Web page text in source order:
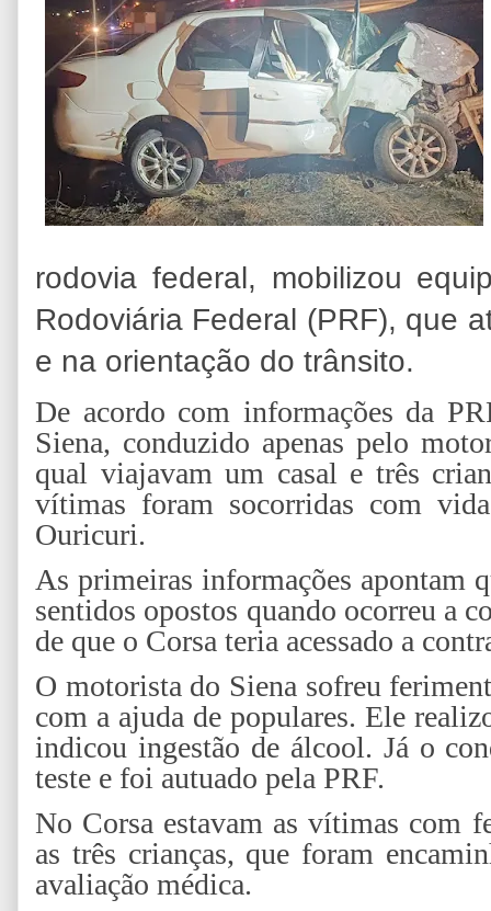
rodovia federal, mobilizou
Rodoviária Federal (PRF), que
e na orientação do trânsito.
De acordo com informações da
Siena, conduzido apenas pelo
qual viajavam um casal e três
vítimas foram socorridas com
Ouricuri.
As primeiras informações apontam
sentidos opostos quando ocorreu a
de que o Corsa teria acessado a
O motorista do Siena sofreu
com a ajuda de populares. Ele
indicou ingestão de álcool. Já o
teste e foi autuado pela PRF.
No Corsa estavam as vítimas com
as três crianças, que foram
avaliação médica.